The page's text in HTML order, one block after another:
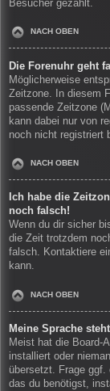
Besucher gezählt.
NACH OBEN
Die Forenuhr geht
Möglicherweise
Zeitzone. In diesem
passende Zeitzone
kann dabei nur von
noch nicht registriert
NACH OBEN
Ich habe die
noch falsch!
Wenn du dir sicher
die Zeit trotzdem
falsch. Kontaktiere
kann.
NACH OBEN
Meine Sprache
Meist hat die Board-
installiert oder
übersetzt. Frage ggf.
das du benötigst,